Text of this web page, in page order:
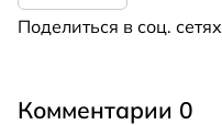
Поделиться в соц. сетях
Комментарии 0